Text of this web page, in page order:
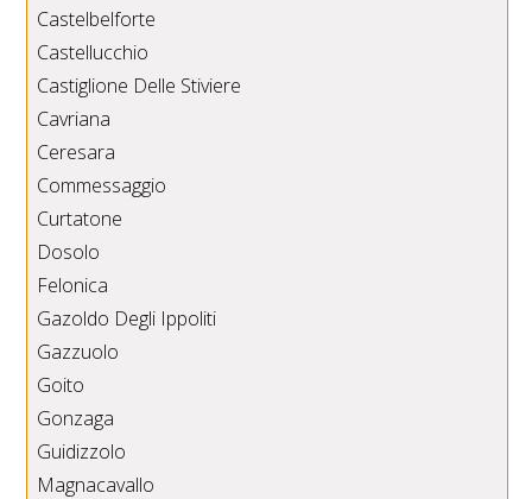
Castelbelforte
Castellucchio
Castiglione Delle Stiviere
Cavriana
Ceresara
Commessaggio
Curtatone
Dosolo
Felonica
Gazoldo Degli Ippoliti
Gazzuolo
Goito
Gonzaga
Guidizzolo
Magnacavallo